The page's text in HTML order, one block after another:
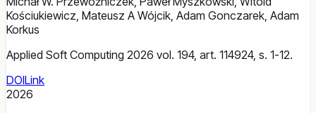
Kościukiewicz, Mateusz A Wójcik, Adam Gonczarek, Adam
Korkus
Applied Soft Computing 2026 vol. 194, art. 114924, s. 1-12.
DOILink
2026